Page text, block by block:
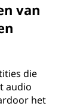
van
die
audio
het